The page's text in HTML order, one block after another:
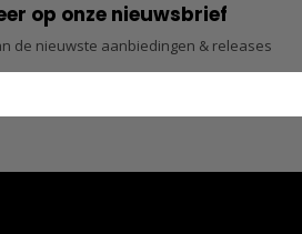
op onze nieuwsbrief
de nieuwste aanbiedingen & releases